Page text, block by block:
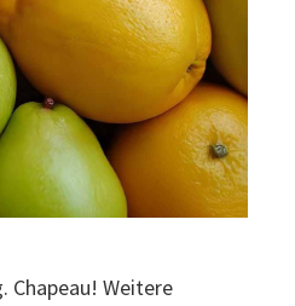
Chapeau! Weitere